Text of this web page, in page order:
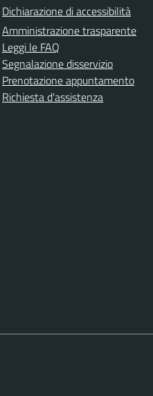
Dichiarazione di accessibilità
Amministrazione trasparente
Leggi le FAQ
Segnalazione disservizio
Prenotazione appuntamento
Richiesta d'assistenza